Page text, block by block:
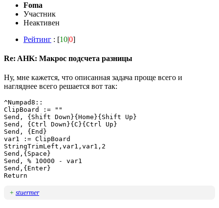
Foma
Участник
Неактивен
Рейтинг : [10|0]
Re: AHK: Макрос подсчета разницы
Ну, мне кажется, что описанная задача проще всего и
нагляднее всего решается вот так:
^Numpad8::
ClipBoard := ""
Send, {Shift Down}{Home}{Shift Up}
Send, {Ctrl Down}{C}{Ctrl Up}
Send, {End}
var1 := ClipBoard
StringTrimLeft,var1,var1,2
Send,{Space}
Send, % 10000 - var1
Send,{Enter}
Return
+ stuermer